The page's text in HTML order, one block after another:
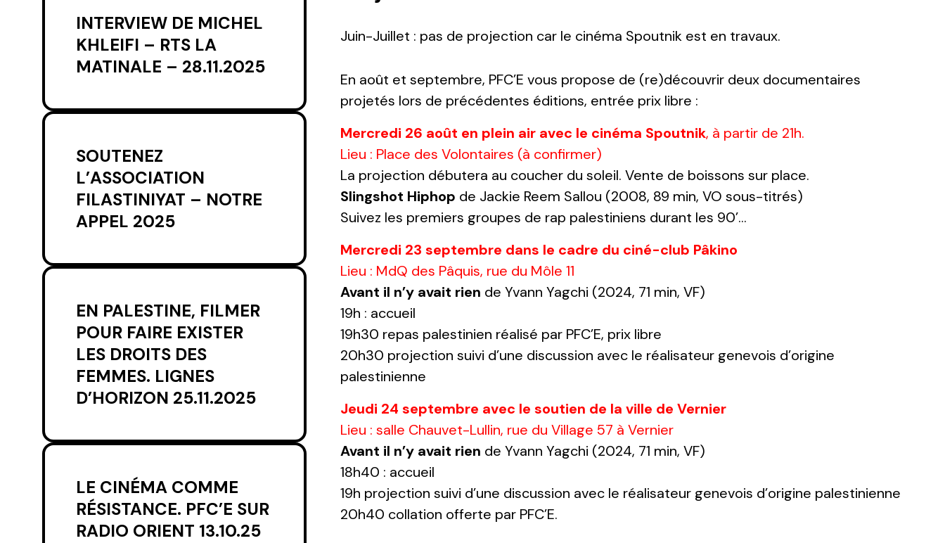
Juin-Juillet : pas de projection car le cinéma Spoutnik est en travaux.
En août et septembre, PFC’E vous propose de (re)découvrir deux documentaires
projetés lors de précédentes éditions, entrée prix libre :
Mercredi 26 août en plein air avec le cinéma Spoutnik, à partir de 21h.
Lieu : Place des Volontaires (à confirmer)
La projection débutera au coucher du soleil. Vente de boissons sur place.
Slingshot Hiphop de Jackie Reem Sallou (2008, 89 min, VO sous-titrés)
Suivez les premiers groupes de rap palestiniens durant les 90’…
Mercredi 23 septembre dans le cadre du ciné-club Pâkino
Lieu : MdQ des Pâquis, rue du Môle 11
Avant il n’y avait rien de Yvann Yagchi (2024, 71 min, VF)
19h : accueil
19h30 repas palestinien réalisé par PFC’E, prix libre
20h30 projection suivi d’une discussion avec le réalisateur genevois d’origine
palestinienne
Jeudi 24 septembre avec le soutien de la ville de Vernier
Lieu : salle Chauvet-Lullin, rue du Village 57 à Vernier
Avant il n’y avait rien de Yvann Yagchi (2024, 71 min, VF)
18h40 : accueil
19h projection suivi d’une discussion avec le réalisateur genevois d’origine palestinienne
20h40 collation offerte par PFC’E.
INTERVIEW DE MICHEL
KHLEIFI – RTS LA
MATINALE – 28.11.2025
SOUTENEZ
L’ASSOCIATION
FILASTINIYAT – NOTRE
APPEL 2025
EN PALESTINE, FILMER
POUR FAIRE EXISTER
LES DROITS DES
FEMMES. LIGNES
D’HORIZON 25.11.2025
LE CINÉMA COMME
RÉSISTANCE. PFC’E SUR
RADIO ORIENT 13.10.25